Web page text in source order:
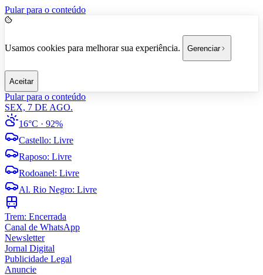
Pular para o conteúdo
Usamos cookies para melhorar sua experiência. Gerenciar
Aceitar
Pular para o conteúdo
SEX, 7 DE AGO.
16°C · 92%
Castello: Livre
Raposo: Livre
Rodoanel: Livre
Al. Rio Negro: Livre
Trem: Encerrada
Canal de WhatsApp
Newsletter
Jornal Digital
Publicidade Legal
Anuncie